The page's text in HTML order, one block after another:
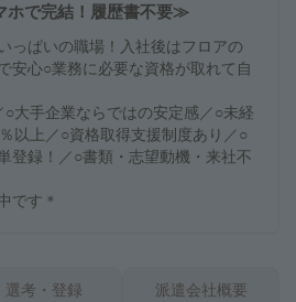
ホで完結！履歴書不要≫
っぱいの職場！入社後はフロアの
安心○業務に必要な資格が取れて自
大手企業ならではの安定感／○未経
以上／○資格取得支援制度あり／○
登録！／○書類・志望動機・来社不
です＊
選考・登録 派遣会社概要